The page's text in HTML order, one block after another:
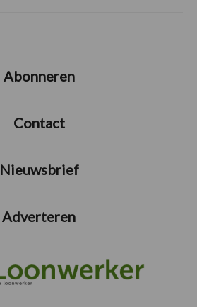
Abonneren
Contact
Nieuwsbrief
Adverteren